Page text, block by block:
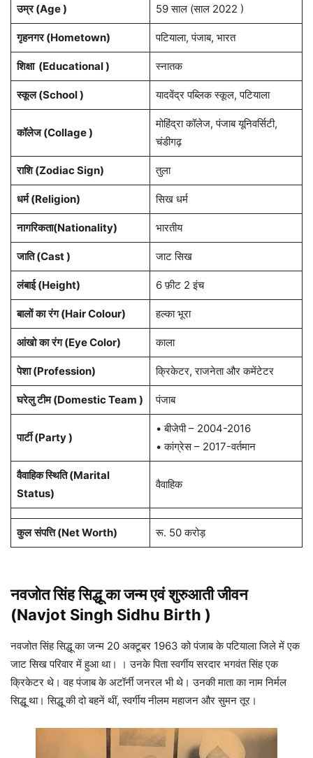
उम्र (Age ) 59 साल (साल 2022 )
गृहनगर (Hometown) पटियाला, पंजाब, भारत
शिक्षा (Educational ) स्नातक
स्कूल (School ) यादवेंद्र पब्लिक स्कूल, पटियाला
कॉलेज (Collage )
मोहिंद्रा कॉलेज, पंजाब यूनिवर्सिटी,
चंडीगढ़
राशि (Zodiac Sign) तुला
धर्म (Religion) सिख धर्म
नागरिकता(Nationality) भारतीय
जाति (Cast ) जाट सिख
लंबाई (Height) 6 फ़ीट 2 इंच
बालों का रंग (Hair Colour) हल्का भूरा
आंखो का रंग (Eye Color) काला
पेशा(Profession) क्रिकेटर, राजनेता और कमेंटेटर
घरेलु टीम (Domestic Team ) पंजाब
पार्टी (Party )
• बीजेपी – 2004-2016
• कांग्रेस – 2017-वर्तमान
वैवाहिक स्थिति (Marital
Status)
वैवाहिक
कुल संपत्ति(Net Worth) रू. 50 करोड़
नवजोत सिंह सिद्धू का जन्म एवंशुरुआती जीवन
(Navjot Singh Sidhu Birth )
नवजोत सिंह सिद्धू का जन्म 20 अक्टूबर 1963 को पंजाब के पटियाला जिले में एक
जाट सिख परिवार में हुआ था। । उनके पिता स्वर्गीय सरदार भगवंत सिंह एक
क्रिकेटर थे। वह पंजाब के अटॉर्नी जनरल भी थे। उनकी माता का नाम निर्मल
सिद्धू था। सिद्धू की दो बहनें थीं, स्वर्गीय नीलम महाजन और सुमन तूर।